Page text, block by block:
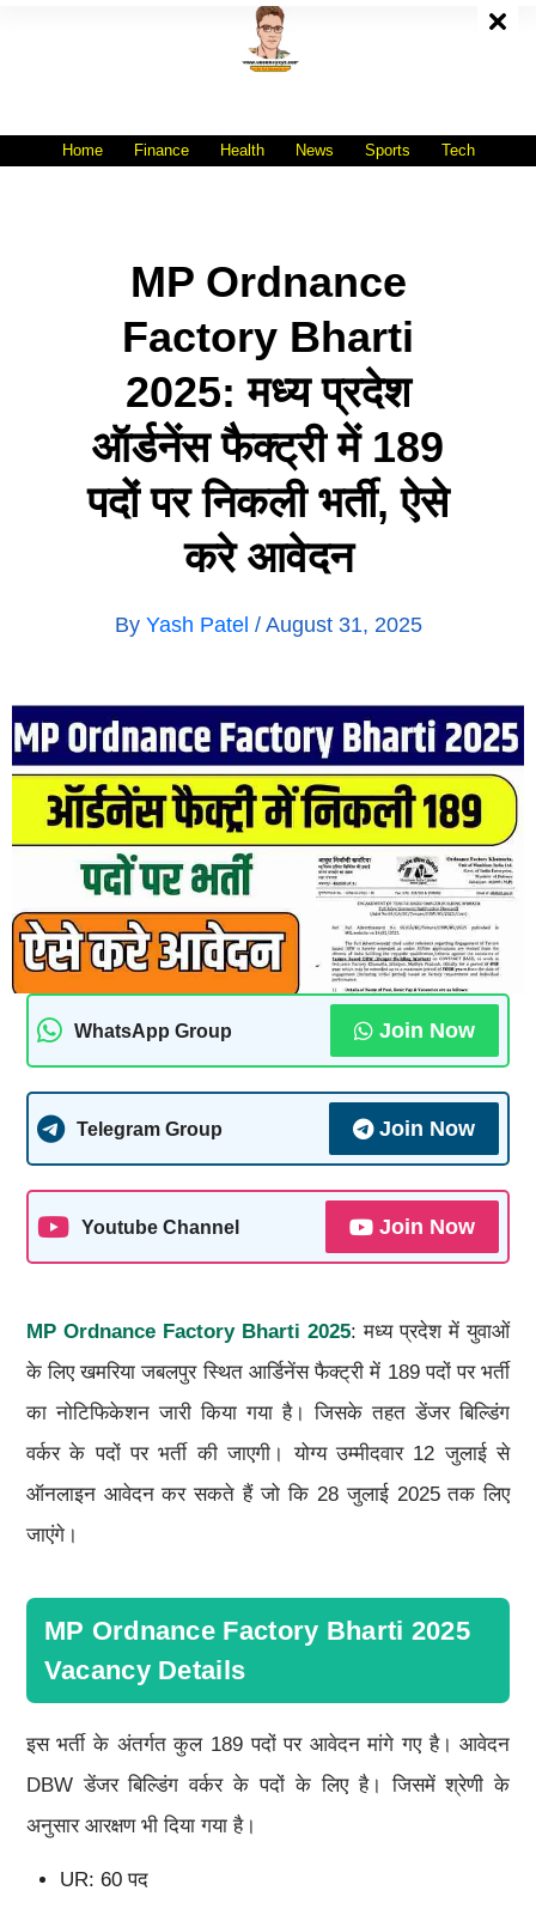
Home Finance Health News Sports Tech
MP Ordnance
Factory Bharti
2025: मध्य प्रदेश
ऑर्डनेंस फैक्ट्री में 189
पदों पर निकली भर्ती, ऐसे
करे आवेदन
By Yash Patel / August 31, 2025
WhatsApp Group Join Now
Telegram Group Join Now
Youtube Channel Join Now
MP Ordnance Factory Bharti 2025: मध्य प्रदेश में युवाओं
के लिए खमरिया जबलपुर स्थित आर्डिनेंस फैक्ट्री में 189 पदों पर भर्ती
का नोटिफिकेशन जारी किया गया है। जिसके तहत डेंजर बिल्डिंग
वर्कर के पदों पर भर्ती की जाएगी। योग्य उम्मीदवार 12 जुलाई से
ऑनलाइन आवेदन कर सकते हैं जो कि 28 जुलाई 2025 तक लिए
जाएंगे।
MP Ordnance Factory Bharti 2025
Vacancy Details
इस भर्ती के अंतर्गत कुल 189 पदों पर आवेदन मांगे गए है। आवेदन
DBW डेंजर बिल्डिंग वर्कर के पदों के लिए है। जिसमें श्रेणी के
अनुसार आरक्षण भी दिया गया है।
UR: 60 पद